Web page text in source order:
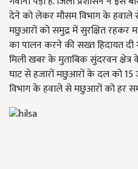
देने को लेकर मौसम विभाग के हवाले
मछुआरों को समुद्र में सुरक्षित रहकर
का पालन करने की सख्त हिदायत
मिली खबर के मुताबिक सुंदरवन
घाट से हजारों मछुआरों के दल को 15
विभाग के हवाले से मछुआरों को हर